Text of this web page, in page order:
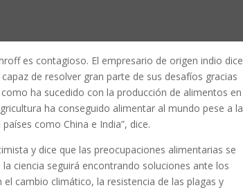
es contagioso. El empresario de origen indio dice
de resolver gran parte de sus desafíos gracias
ha sucedido con la producción de alimentos en
ha conseguido alimentar al mundo pese a la
como China e India”, dice.
y dice que las preocupaciones alimentarias se
ciencia seguirá encontrando soluciones ante los
cambio climático, la resistencia de las plagas y